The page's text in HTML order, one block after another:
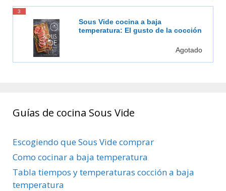
3
Sous Vide cocina a baja
temperatura: El gusto de la cocción
Agotado
Guías de cocina Sous Vide
Escogiendo que Sous Vide comprar
Como cocinar a baja temperatura
Tabla tiempos y temperaturas cocción a baja
temperatura